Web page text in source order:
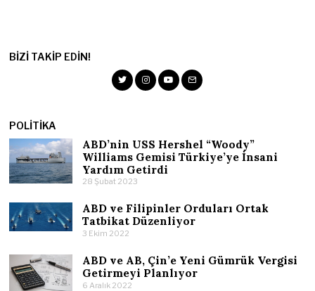
BIZI TAKIP EDIN!
POLITIKA
ABD’nin USS Hershel “Woody”
Williams Gemisi Türkiye’ye İnsani
Yardım Getirdi
28 Şubat 2023
ABD ve Filipinler Orduları Ortak
Tatbikat Düzenliyor
3 Ekim 2022
ABD ve AB, Çin’e Yeni Gümrük Vergisi
Getirmeyi Planlıyor
6 Aralık 2022